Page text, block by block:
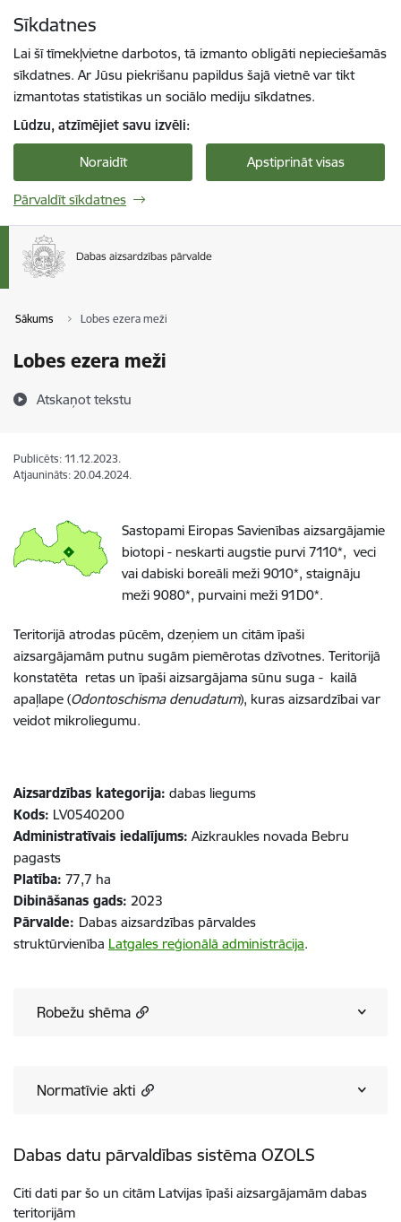
Sīkdatnes
Lai šī tīmekļvietne darbotos, tā izmanto obligāti nepieciešamās
sīkdatnes. Ar Jūsu piekrišanu papildus šajā vietnē var tikt
izmantotas statistikas un sociālo mediju sīkdatnes.
Lūdzu, atzīmējiet savu izvēli:
Noraidīt Apstiprināt visas
Pārvaldīt sīkdatnes
Sākums Lobes ezera meži
Lobes ezera meži
Atskaņot tekstu
Publicēts: 11.12.2023.
Atjaunināts: 20.04.2024.
Sastopami Eiropas Savienības aizsargājamie
biotopi - neskarti augstie purvi 7110*, veci
vai dabiski boreāli meži 9010*, staignāju
meži 9080*, purvaini meži 91D0*.
Teritorijā atrodas pūcēm, dzeņiem un citām īpaši
aizsargājamām putnu sugām piemērotas dzīvotnes. Teritorijā
konstatēta retas un īpaši aizsargājama sūnu suga - kailā
apaļlape (Odontoschisma denudatum), kuras aizsardzībai var
veidot mikroliegumu.
Aizsardzības kategorija: dabas liegums
Kods: LV0540200
Administratīvais iedalījums: Aizkraukles novada Bebru
pagasts​​​​​​​
Platība: 77,7 ha​​​​​​​
Dibināšanas gads: 2023
Pārvalde: Dabas aizsardzības pārvaldes
struktūrvienība Latgales reģionālā administrācija.
Robežu shēma
Normatīvie akti
Dabas datu pārvaldības sistēma OZOLS
Citi dati par šo un citām Latvijas īpaši aizsargājamām dabas
teritorijām